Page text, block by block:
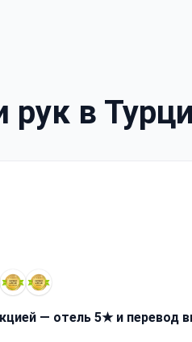
в
— отель 5★ и перевод